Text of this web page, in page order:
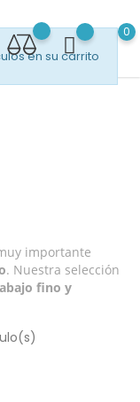
en su carrito
0
importante
. Nuestra selección
fino y